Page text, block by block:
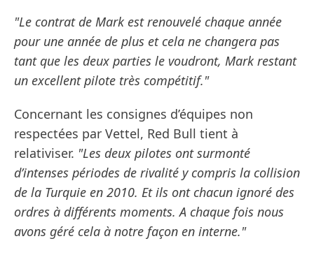
"Le contrat de Mark est renouvelé chaque année
pour une année de plus et cela ne changera pas
tant que les deux parties le voudront, Mark restant
un excellent pilote très compétitif."
Concernant les consignes d’équipes non
respectées par Vettel, Red Bull tient à
relativiser. "Les deux pilotes ont surmonté
d’intenses périodes de rivalité y compris la collision
de la Turquie en 2010. Et ils ont chacun ignoré des
ordres à différents moments. A chaque fois nous
avons géré cela à notre façon en interne."